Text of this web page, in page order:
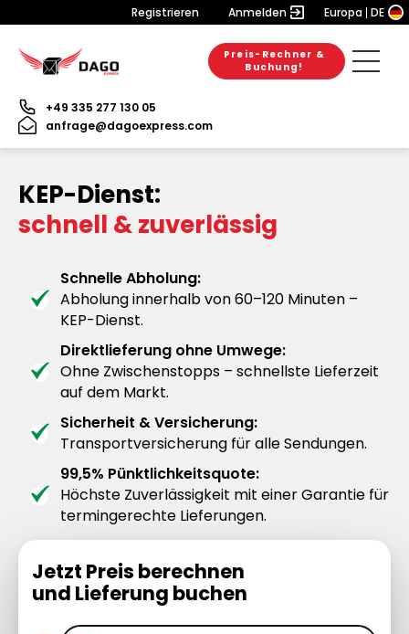
Registrieren Anmelden Europa DE
Preis-Rechner &
Buchung!
+49 335 277 130 05
anfrage@dagoexpress.com
KEP-Dienst:
schnell & zuverlässig
Schnelle Abholung:
Abholung innerhalb von 60–120 Minuten –
KEP-Dienst.
Direktlieferung ohne Umwege:
Ohne Zwischenstopps – schnellste Lieferzeit
auf dem Markt.
Sicherheit & Versicherung:
Transportversicherung für alle Sendungen.
99,5% Pünktlichkeitsquote:
Höchste Zuverlässigkeit mit einer Garantie für
termingerechte Lieferungen.
Jetzt Preis berechnen
und Lieferung buchen